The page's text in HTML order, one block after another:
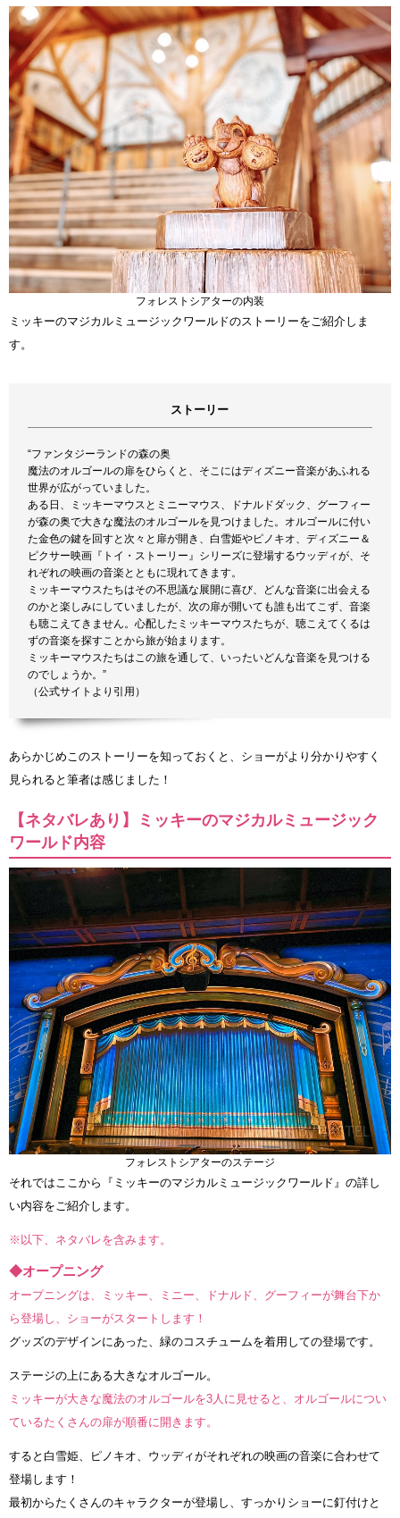
フォレストシアターの内装
ミッキーのマジカルミュージックワールドのストーリーをご紹介しま
す。
ストーリー
“ファンタジーランドの森の奥
魔法のオルゴールの扉をひらくと、そこにはディズニー音楽があふれる
世界が広がっていました。
ある日、ミッキーマウスとミニーマウス、ドナルドダック、グーフィー
が森の奥で大きな魔法のオルゴールを見つけました。オルゴールに付い
た金色の鍵を回すと次々と扉が開き、白雪姫やピノキオ、ディズニー＆
ピクサー映画『トイ・ストーリー』シリーズに登場するウッディが、そ
れぞれの映画の音楽とともに現れてきます。
ミッキーマウスたちはその不思議な展開に喜び、どんな音楽に出会える
のかと楽しみにしていましたが、次の扉が開いても誰も出てこず、音楽
も聴こえてきません。心配したミッキーマウスたちが、聴こえてくるは
ずの音楽を探すことから旅が始まります。
ミッキーマウスたちはこの旅を通して、いったいどんな音楽を見つける
のでしょうか。”
（公式サイトより引用）
あらかじめこのストーリーを知っておくと、ショーがより分かりやすく
見られると筆者は感じました！
【ネタバレあり】ミッキーのマジカルミュージック
ワールド内容
フォレストシアターのステージ
それではここから『ミッキーのマジカルミュージックワールド』の詳し
い内容をご紹介します。
※以下、ネタバレを含みます。
◆オープニング
オープニングは、ミッキー、ミニー、ドナルド、グーフィーが舞台下か
ら登場し、ショーがスタートします！
グッズのデザインにあった、緑のコスチュームを着用しての登場です。
ステージの上にある大きなオルゴール。
ミッキーが大きな魔法のオルゴールを3人に見せると、オルゴールについ
ているたくさんの扉が順番に開きます。
すると白雪姫、ピノキオ、ウッディがそれぞれの映画の音楽に合わせて
登場します！
最初からたくさんのキャラクターが登場し、すっかりショーに釘付けと